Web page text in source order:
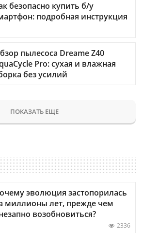
безопасно купить б/у
подробная инструкция
пылесоса Dreame Z40
Pro: сухая и влажная
без усилий
ПОКАЗАТЬ ЕЩЕ
эволюция застопорилась
миллионы лет, прежде чем
возобновиться?
2336